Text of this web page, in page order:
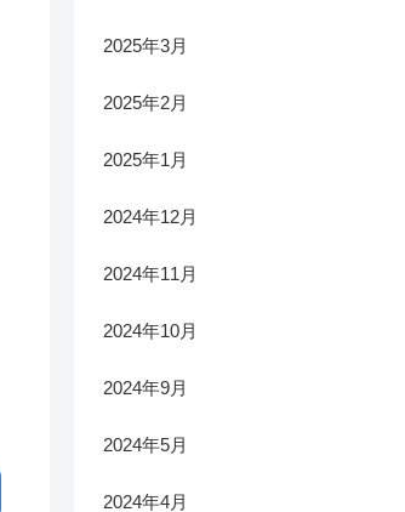
2025年3月
2025年2月
2025年1月
2024年12月
2024年11月
2024年10月
2024年9月
2024年5月
2024年4月